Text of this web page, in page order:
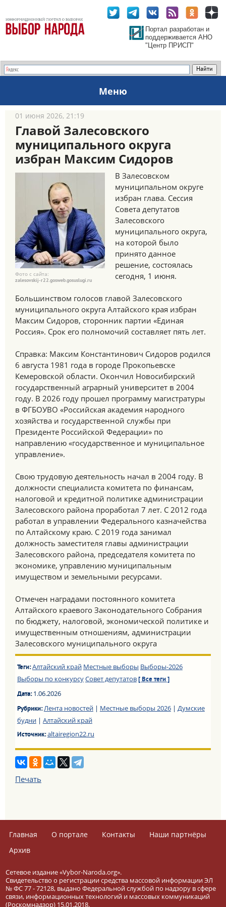
Портал разработан и
поддерживается АНО
"Центр ПРИСП"
Меню
01 июня 2026, 21:19
Главой Залесовского
муниципального округа
избран Максим Сидоров
Фото с сайта:
zalesovskij-r22.gosweb.gosuslugi.ru
В Залесовском
муниципальном округе
избран глава. Сессия
Совета депутатов
Залесовского
муниципального округа,
на которой было
принято данное
решение, состоялась
сегодня, 1 июня.
Большинством голосов главой Залесовского
муниципального округа Алтайского края избран
Максим Сидоров, сторонник партии «Единая
Россия». Срок его полномочий составляет пять лет.
Справка: Максим Константинович Сидоров родился
6 августа 1981 года в городе Прокопьевске
Кемеровской области. Окончил Новосибирский
государственный аграрный университет в 2004
году. В 2026 году прошел программу магистратуры
в ФГБОУВО «Российская академия народного
хозяйства и государственной службы при
Президенте Российской Федерации» по
направлению «государственное и муниципальное
управление».
Свою трудовую деятельность начал в 2004 году. В
должности специалиста комитета по финансам,
налоговой и кредитной политике администрации
Залесовского района проработал 7 лет. С 2012 года
работал в управлении Федерального казначейства
по Алтайскому краю. С 2019 года занимал
должность заместителя главы администрации
Залесовского района, председателя комитета по
экономике, управлению муниципальным
имуществом и земельными ресурсами.
Отмечен наградами постоянного комитета
Алтайского краевого Законодательного Собрания
по бюджету, налоговой, экономической политике и
имущественным отношениям, администрации
Залесовского муниципального округа
Теги:Алтайский край Местные выборы Выборы-2026
Выборы по конкурсуСовет депутатов [ Все теги ]
Дата:1.06.2026
Рубрики:Лента новостей| Местные выборы 2026| Думские
будни| Алтайский край
Источник:altairegion22.ru
Печать
Главная О портале Контакты
Наши партнёры
Архив
Сетевое издание «Vybor-Naroda.org».
Свидетельство о регистрации средства массовой информации ЭЛ
№ ФС 77 - 72128, выдано Федеральной службой по надзору в сфере
связи, информационных технологий и массовых коммуникаций
(Роскомнадзор) 15.01.2018.